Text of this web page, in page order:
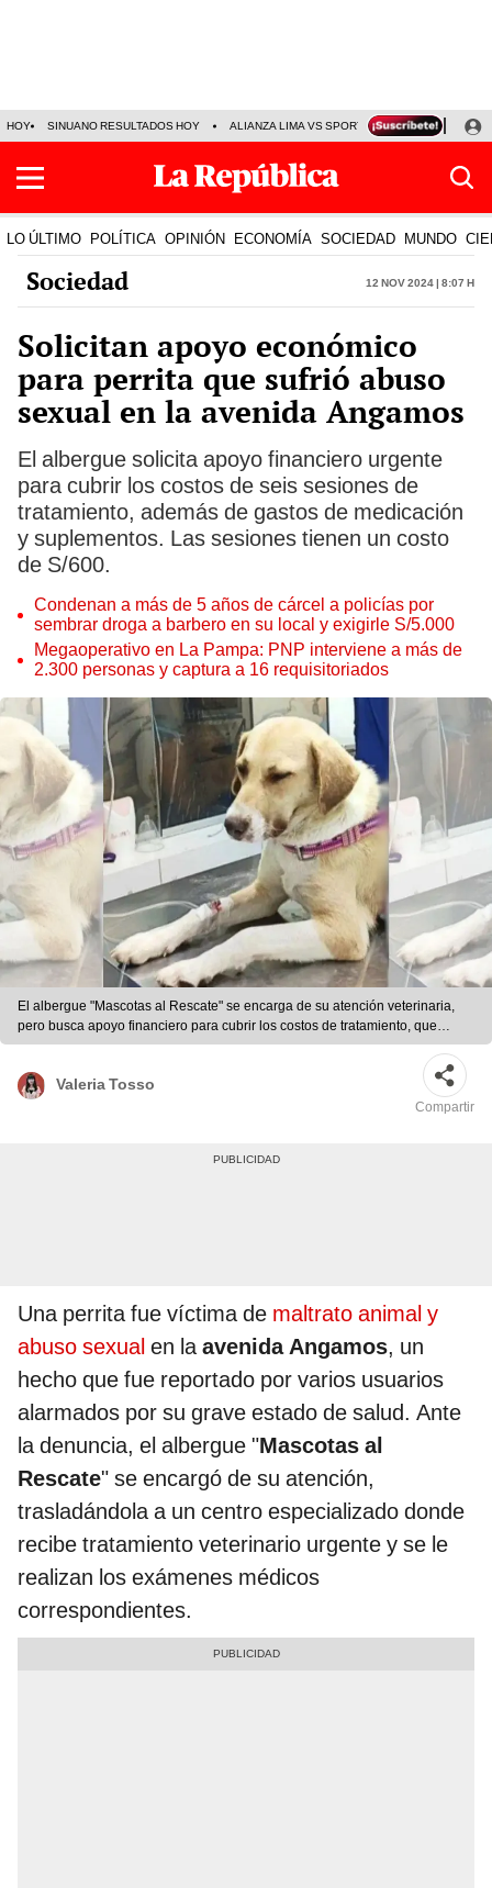
HOY SINUANO RESULTADOS HOY ALIANZA LIMA VS SPORT BOYS JORGE
LO ÚLTIMO POLÍTICA OPINIÓN ECONOMÍA SOCIEDAD MUNDO
Sociedad 12 Nov 2024 | 8:07 h
Solicitan apoyo económico
para perrita que sufrió abuso
sexual en la avenida Angamos
El albergue solicita apoyo financiero urgente
para cubrir los costos de seis sesiones de
tratamiento, además de gastos de medicación
y suplementos. Las sesiones tienen un costo
de S/600.
Condenan a más de 5 años de cárcel a policías por
sembrar droga a barbero en su local y exigirle S/5.000
Megaoperativo en La Pampa: PNP interviene a más de
2.300 personas y captura a 16 requisitoriados
El albergue "Mascotas al Rescate" se encarga de su atención veterinaria,
pero busca apoyo financiero para cubrir los costos de tratamiento, que
incluye nueve sesiones urgentes. Foto: difusión
Valeria Tosso
Compartir
Una perrita fue víctima de maltrato animal y
abuso sexual en laavenida Angamos, un
hecho que fue reportado por varios usuarios
alarmados por su grave estado de salud. Ante
la denuncia, el albergue "Mascotas al
Rescate" se encargó de su atención,
trasladándola a un centro especializado donde
recibe tratamiento veterinario urgente y se le
realizan los exámenes médicos
correspondientes.